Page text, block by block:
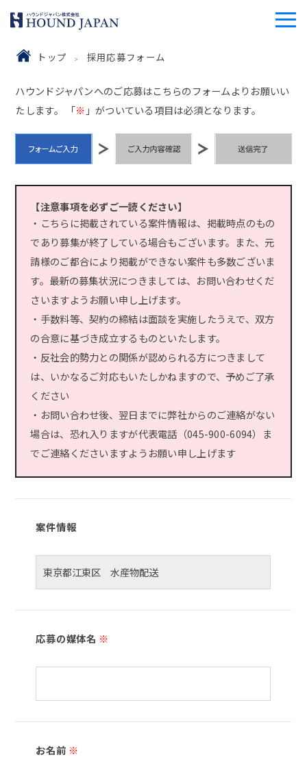
トップ 採用応募フォーム
ハウンドジャパンへのご応募はこちらのフォームよりお願いい
たします。 「※ 」がついている項目は必須となります。
【注意事項を必ずご一読ください】
・こちらに掲載されている案件情報は、掲載時点のもの
であり募集が終了している場合もございます。また、元
請様のご都合により掲載ができない案件も多数ございま
す。最新の募集状況につきましては、お問い合わせくだ
さいますようお願い申し上げます。
・手数料等、契約の締結は面談を実施したうえで、双方
の合意に基づき成立するものといたします。
・反社会的勢力との関係が認められる方につきまして
は、いかなるご対応もいたしかねますので、予めご了承
ください
・お問い合わせ後、翌日までに弊社からのご連絡がない
場合は、恐れ入りますが代表電話（045-900-6094）ま
でご連絡くださいますようお願い申し上げます
案件情報
応募の媒体名 ※
お名前 ※